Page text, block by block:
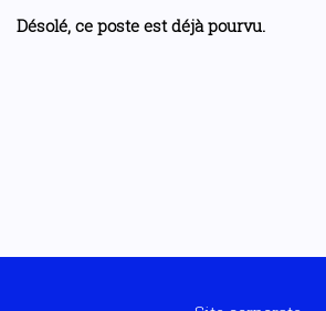
Désolé, ce poste est déjà pourvu.